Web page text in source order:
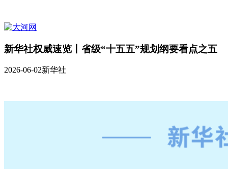
新华社权威速览丨省级“十五五”规划纲要看点之五
2026-06-02新华社